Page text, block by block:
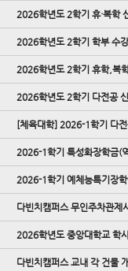
2026학년도 2학기 휴·복학
2026학년도 2학기 학부 수
2026학년도 2학기 휴학,복
2026학년도 2학기 다전공
[체육대학] 2026-1학기 다
2026-1학기 특성화장학금(
2026-1학기 예체능특기장
다빈치캠퍼스 무인주차관제
2026학년도 중앙대학교 학
다빈치캠퍼스 교내 각 건물